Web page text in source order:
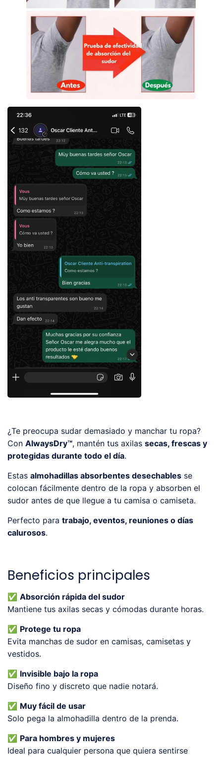
¿Te preocupa sudar demasiado y manchar tu ropa?
Con AlwaysDry™, mantén tus axilas secas, frescas y
protegidas durante todo el día.
Estas almohadillas absorbentes desechables se
colocan fácilmente dentro de la ropa y absorben el
sudor antes de que llegue a tu camisa o camiseta.
Perfecto para trabajo, eventos, reuniones o días
calurosos.
Beneficios principales
✅ Absorción rápida del sudor
Mantiene tus axilas secas y cómodas durante horas.
✅ Protege tu ropa
Evita manchas de sudor en camisas, camisetas y
vestidos.
✅ Invisible bajo la ropa
Diseño fino y discreto que nadie notará.
✅ Muy fácil de usar
Solo pega la almohadilla dentro de la prenda.
✅ Para hombres y mujeres
Ideal para cualquier persona que quiera sentirse